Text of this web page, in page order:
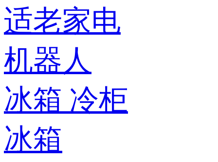
适老家电
机器人
冰箱 冷柜
冰箱